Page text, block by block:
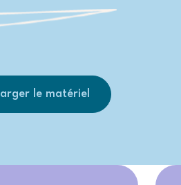
le matériel